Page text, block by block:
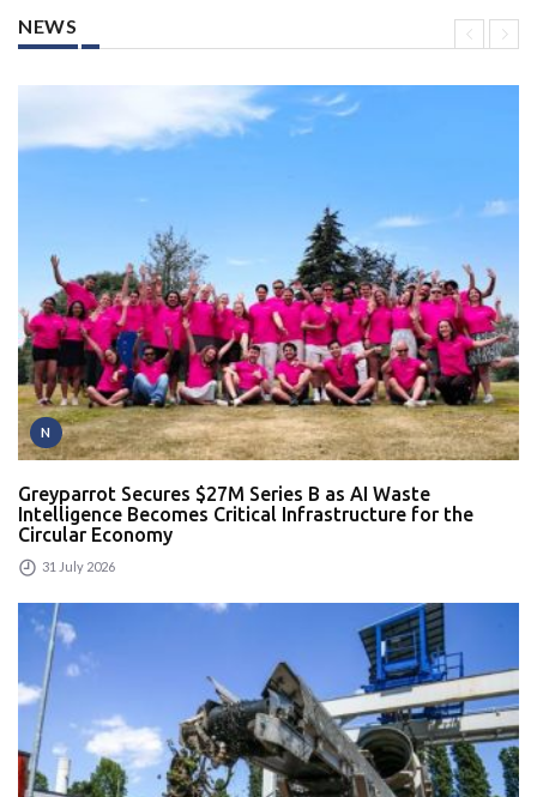
NEWS
N
Greyparrot Secures $27M Series B as AI Waste
Intelligence Becomes Critical Infrastructure for the
Circular Economy
31 July 2026